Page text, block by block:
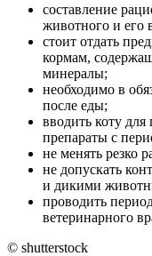
составление
животного и его
стоит отдать
кормам,
минералы;
необходимо в
после еды;
вводить коту
препараты с
не менять резко
не допускать
и дикими
проводить
ветеринарного
© shutterstock